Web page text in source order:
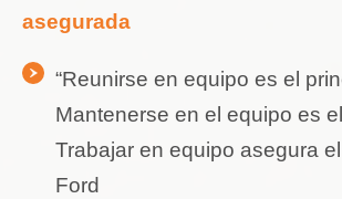
asegurada
“Reunirse en equipo es el
Mantenerse en el equipo es
Trabajar en equipo asegura
Ford